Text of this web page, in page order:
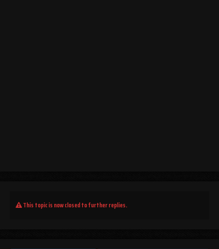
This topic is now closed to further replies.